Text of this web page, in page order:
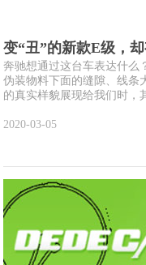
变“丑”的新款E级，
奔驰想通过这台车表达什么
伪装物料下面的缝隙、线条
的真实样貌展现给我们时，
2020-03-05